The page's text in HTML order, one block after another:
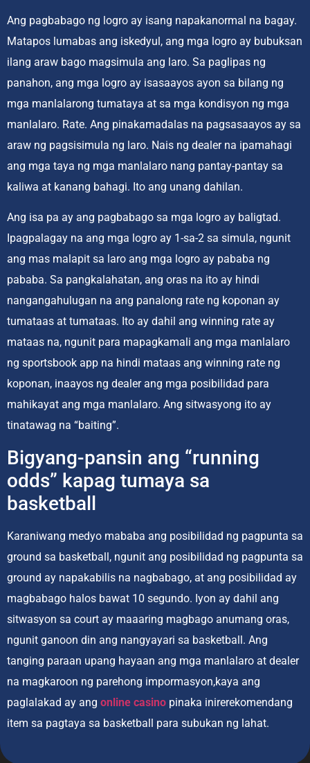
Ang pagbabago ng logro ay isang napakanormal na bagay.
Matapos lumabas ang iskedyul, ang mga logro ay bubuksan
ilang araw bago magsimula ang laro. Sa paglipas ng
panahon, ang mga logro ay isasaayos ayon sa bilang ng
mga manlalarong tumataya at sa mga kondisyon ng mga
manlalaro. Rate. Ang pinakamadalas na pagsasaayos ay sa
araw ng pagsisimula ng laro. Nais ng dealer na ipamahagi
ang mga taya ng mga manlalaro nang pantay-pantay sa
kaliwa at kanang bahagi. Ito ang unang dahilan.
Ang isa pa ay ang pagbabago sa mga logro ay baligtad.
Ipagpalagay na ang mga logro ay 1-sa-2 sa simula, ngunit
ang mas malapit sa laro ang mga logro ay pababa ng
pababa. Sa pangkalahatan, ang oras na ito ay hindi
nangangahulugan na ang panalong rate ng koponan ay
tumataas at tumataas. Ito ay dahil ang winning rate ay
mataas na, ngunit para mapagkamali ang mga manlalaro
ng sportsbook app na hindi mataas ang winning rate ng
koponan, inaayos ng dealer ang mga posibilidad para
mahikayat ang mga manlalaro. Ang sitwasyong ito ay
tinatawag na “baiting”.
Bigyang-pansin ang “running
odds” kapag tumaya sa
basketball
Karaniwang medyo mababa ang posibilidad ng pagpunta sa
ground sa basketball, ngunit ang posibilidad ng pagpunta sa
ground ay napakabilis na nagbabago, at ang posibilidad ay
magbabago halos bawat 10 segundo. Iyon ay dahil ang
sitwasyon sa court ay maaaring magbago anumang oras,
ngunit ganoon din ang nangyayari sa basketball. Ang
tanging paraan upang hayaan ang mga manlalaro at dealer
na magkaroon ng parehong impormasyon,kaya ang
paglalakad ay ang online casino pinaka inirerekomendang
item sa pagtaya sa basketball para subukan ng lahat.